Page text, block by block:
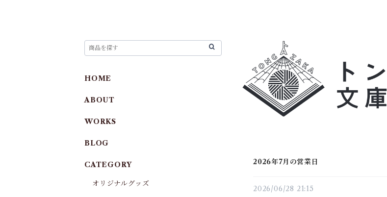
2026年7月の営業日
2026/06/28 21:15
HOME
ABOUT
WORKS
BLOG
CATEGORY
オリジナルグッズ